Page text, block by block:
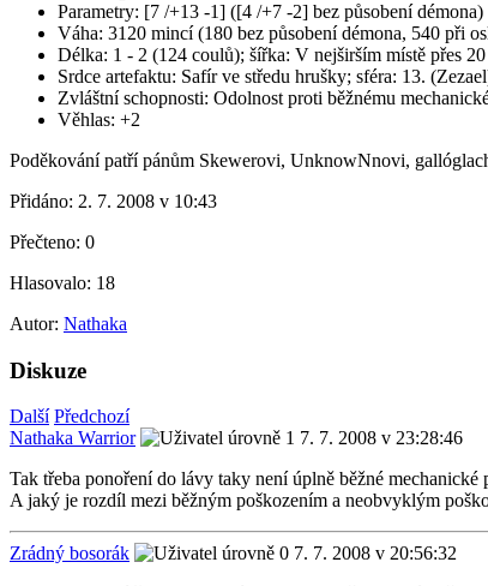
Parametry: [7 /+13 -1] ([4 /+7 -2] bez působení démona)
Váha: 3120 mincí (180 bez působení démona, 540 při
Délka: 1 - 2 (124 coulů); šířka: V nejširším místě přes
Srdce artefaktu: Safír ve středu hrušky; sféra: 13.
Zvláštní schopnosti: Odolnost proti běžnému
Věhlas: +2
Poděkování patří pánům Skewerovi, UnknowNnovi,
Přidáno: 2. 7. 2008 v 10:43
Přečteno: 0
Hlasovalo: 18
Autor: Nathaka
Diskuze
Další Předchozí
Nathaka Warrior
7. 7. 2008 v 23:28:46
Tak třeba ponoření do lávy taky není úplně běžné mechanické
A jaký je rozdíl mezi běžným poškozením a neobvyklým
Zrádný bosorák
7. 7. 2008 v 20:56:32